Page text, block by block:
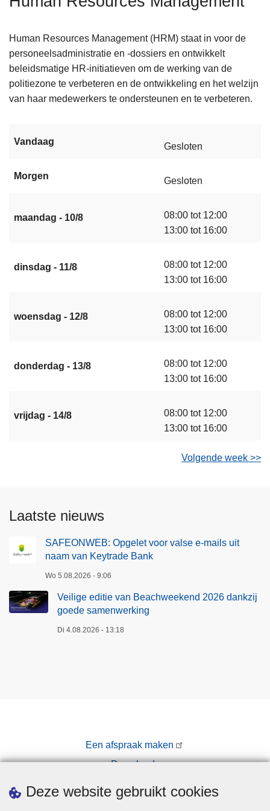
Deze website gebruikt cookies
Human Resources Management (HRM) staat in voor de
personeelsadministratie en -dossiers en ontwikkelt
beleidsmatige HR-initiatieven om de werking van de
politiezone te verbeteren en de ontwikkeling en het welzijn
van haar medewerkers te ondersteunen en te verbeteren.
Vandaag Gesloten
Morgen Gesloten
maandag - 10/8
08:00 tot 12:00
13:00 tot 16:00
dinsdag - 11/8
08:00 tot 12:00
13:00 tot 16:00
woensdag - 12/8
08:00 tot 12:00
13:00 tot 16:00
donderdag - 13/8
08:00 tot 12:00
13:00 tot 16:00
vrijdag - 14/8
08:00 tot 12:00
13:00 tot 16:00
Volgende week >>
Laatste nieuws
SAFEONWEB: Opgelet voor valse e-mails uit
naam van Keytrade Bank
Wo 5.08.2026 - 9:06
Veilige editie van Beachweekend 2026 dankzij
goede samenwerking
Di 4.08.2026 - 13:18
Een afspraak maken
Downloads
Pers